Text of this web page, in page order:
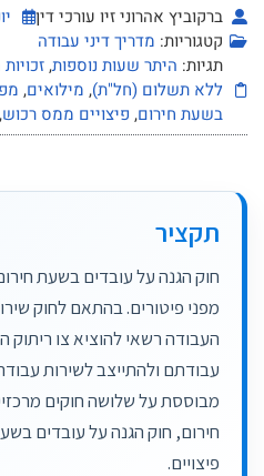
ברקוביץ אהרוני זיו עורכי דין
קטגוריות: מדריך דיני עבודה
תגיות: היתר שעות נוספות,
ללא תשלום (חל"ת), מילואים,
בשעת חירום, פיצויים ממס רכוש,
תקציר
חוק הגנה על עובדים בשעת
מפני פיטורים. בהתאם לחוק
העבודה רשאי להוציא צו
עבודתם ולהתייצב לשירות
מבוססת על שלושה חוקים
חירום, חוק הגנה על עובדים
פיצויים.